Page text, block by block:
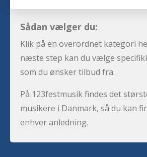
Sådan vælger du:
Klik på en overordnet kategori
næste step kan du vælge
som du ønsker tilbud fra.
På 123festmusik findes det
musikere i Danmark, så du kan
enhver anledning.